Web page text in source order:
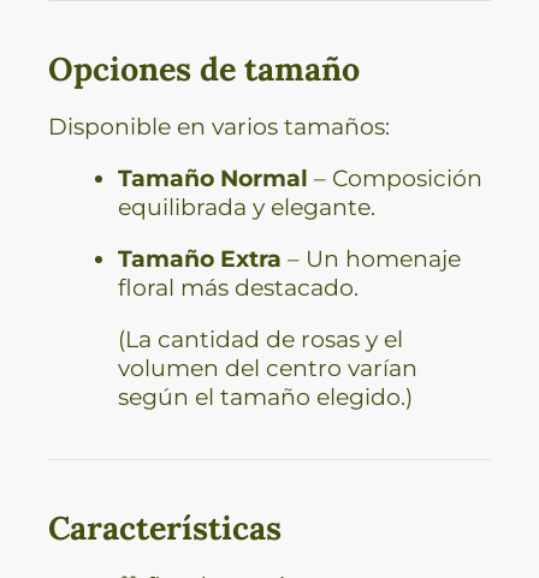
Opciones de tamaño
Disponible en varios tamaños:
Tamaño Normal – Composición
equilibrada y elegante.
Tamaño Extra – Un homenaje
floral más destacado.
(La cantidad de rosas y el
volumen del centro varían
según el tamaño elegido.)
Características